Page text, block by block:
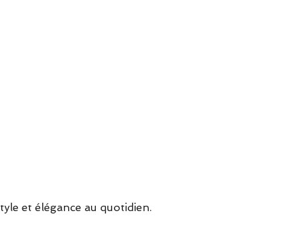
et élégance au quotidien.